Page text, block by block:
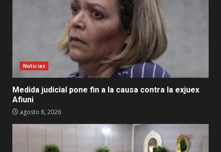
Noticias
Medida judicial pone fin a la causa contra la exjuex
Afiuni
agosto 8, 2026